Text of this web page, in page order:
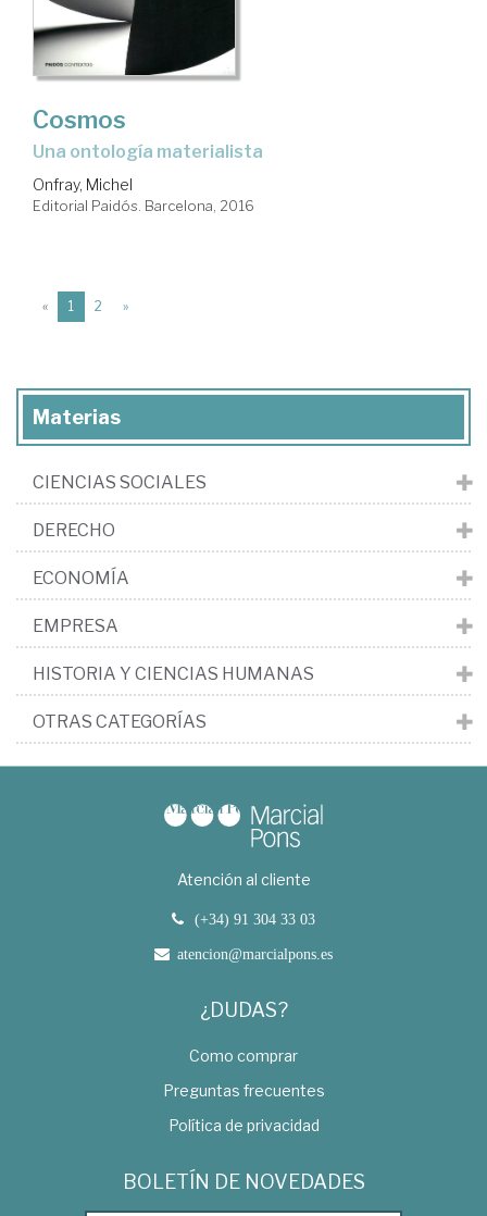
Cosmos
una ontología materialista
Onfray, Michel
Editorial Paidós. Barcelona, 2016
« 1 (current)
2 »
Materias
CIENCIAS SOCIALES
DERECHO
ECONOMÍA
EMPRESA
HISTORIA Y CIENCIAS HUMANAS
OTRAS CATEGORÍAS
Atención al cliente
(+34) 91 304 33 03
atencion@marcialpons.es
¿DUDAS?
Como comprar
Preguntas frecuentes
Política de privacidad
BOLETÍN DE NOVEDADES